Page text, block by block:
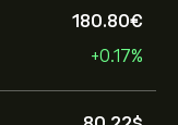
180.80‎€‎
+0.17%